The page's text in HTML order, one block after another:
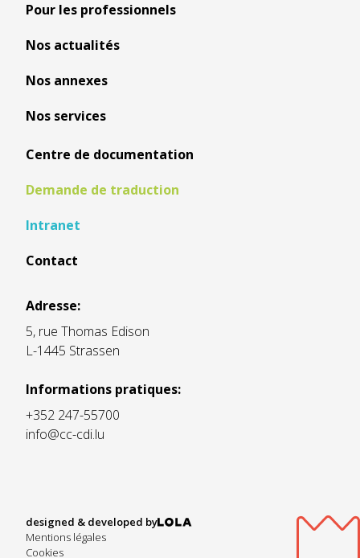
Pour les professionnels
Nos actualités
Nos annexes
Nos services
Centre de documentation
Demande de traduction
Intranet
Contact
Adresse:
5, rue Thomas Edison
L-1445 Strassen
Informations pratiques:
+352 247-55700
info@cc-cdi.lu
designed & developed by
Mentions légales
Cookies